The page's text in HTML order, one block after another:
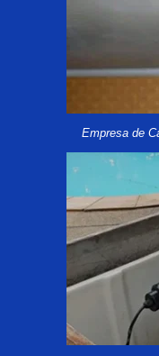
Empresa de